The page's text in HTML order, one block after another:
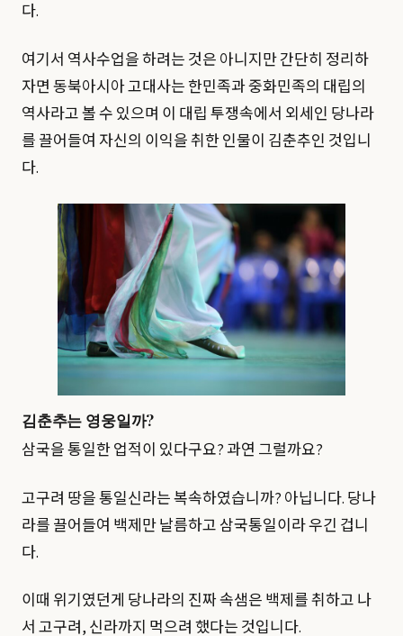
다.
여기서 역사수업을 하려는 것은 아니지만 간단히 정리하
자면 동북아시아 고대사는 한민족과 중화민족의 대립의
역사라고 볼 수 있으며 이 대립 투쟁속에서 외세인 당나라
를 끌어들여 자신의 이익을 취한 인물이 김춘추인 것입니
다.
김춘추는 영웅일까?
삼국을 통일한 업적이 있다구요? 과연 그럴까요?
고구려 땅을 통일신라는 복속하였습니까? 아닙니다. 당나
라를 끌어들여 백제만 날름하고 삼국통일이라 우긴 겁니
다.
이때 위기였던게 당나라의 진짜 속샘은 백제를 취하고 나
서 고구려, 신라까지 먹으려 했다는 것입니다.